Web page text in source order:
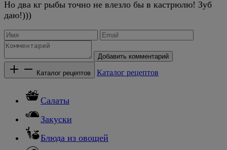
Но два кг рыбы точно не влезло бы в кастрюлю! Зуб
даю!)))
Добавить комментарий
Каталог рецептов Каталог рецептов
Салаты
Закуски
Блюда из овощей